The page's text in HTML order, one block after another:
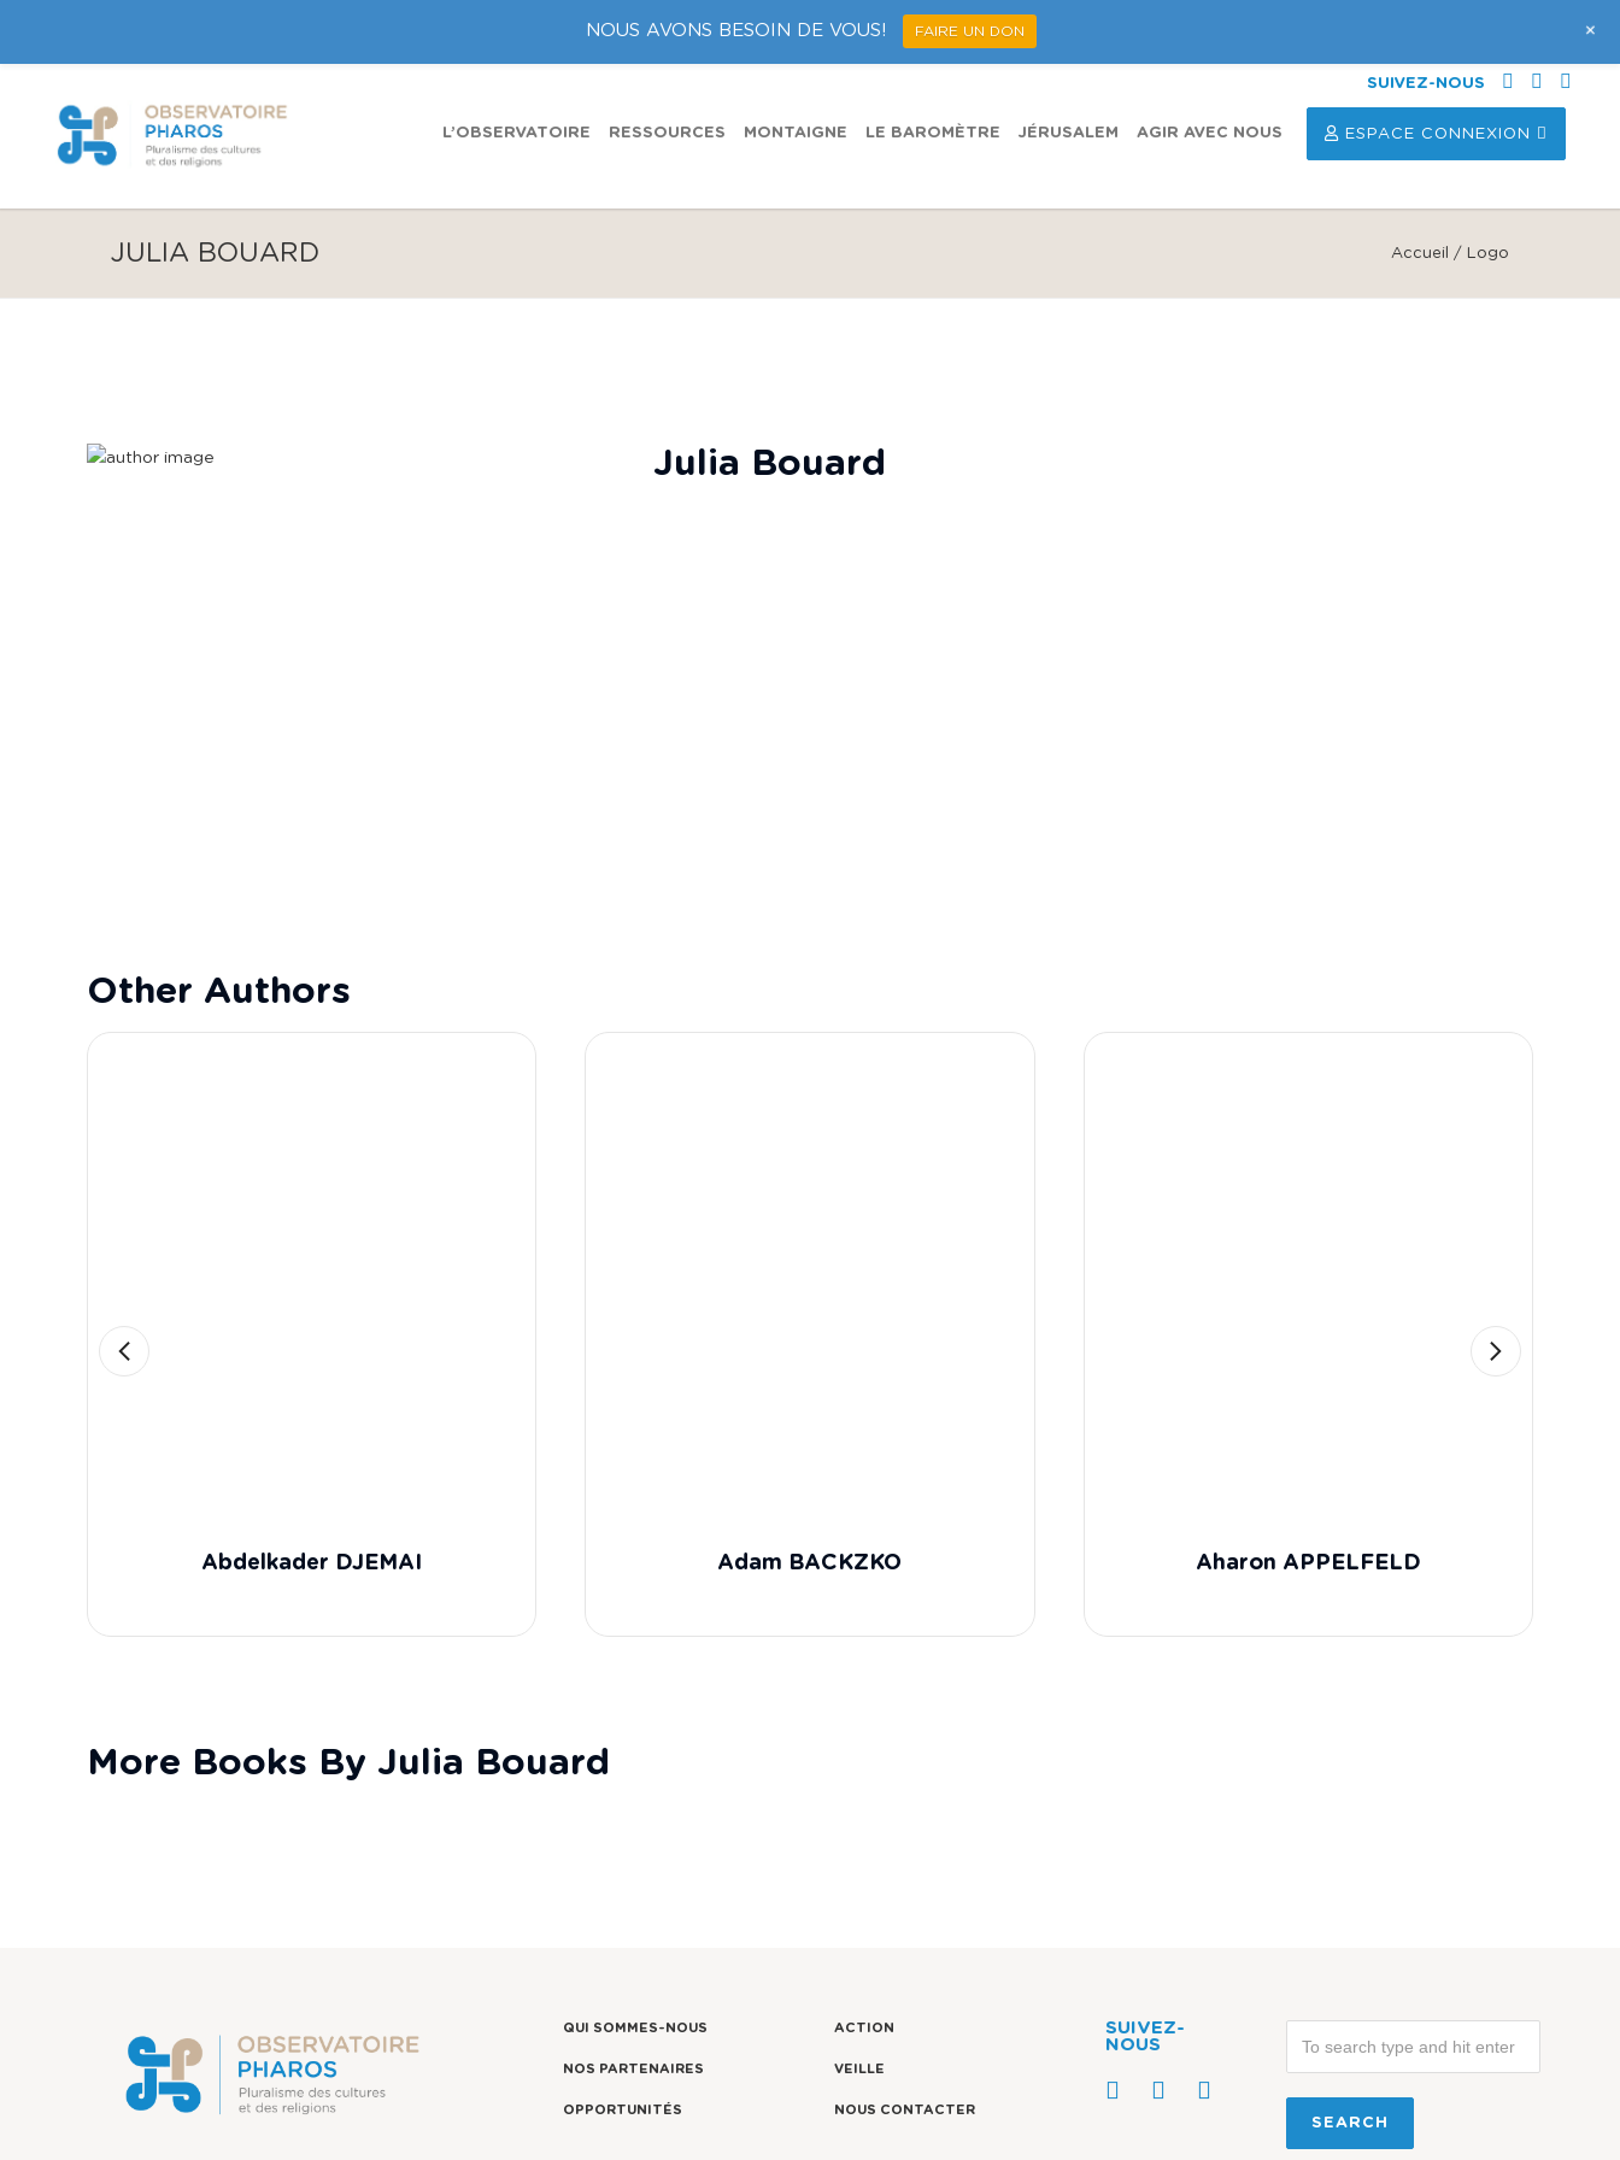
SUIVEZ-NOUS
ESPACE CONNEXION
L’OBSERVATOIRE RESSOURCES MONTAIGNE LE BAROMÈTRE JÉRUSALEM AGIR AVEC NOUS
JULIA BOUARD Accueil / Logo
Julia Bouard
Other Authors
Abdelkader DJEMAI Adam BACKZKO Aharon APPELFELD
More Books By Julia Bouard
QUI SOMMES-NOUS
NOS PARTENAIRES
OPPORTUNITÉS
ACTION
VEILLE
NOUS CONTACTER
SUIVEZ-
NOUS
NOUS AVONS BESOIN DE VOUS! FAIRE UN DON +